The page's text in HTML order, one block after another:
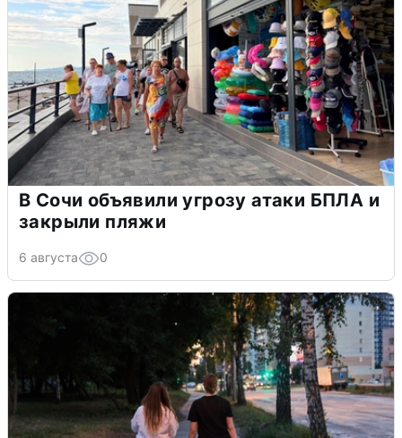
В Сочи объявили угрозу атаки БПЛА и
закрыли пляжи
6 августа 0